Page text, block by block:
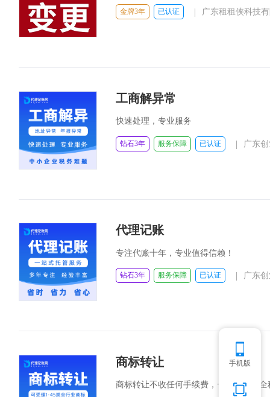
金牌3年 已认证 广东租租侠科技
工商解异常
快速处理，专业服务
钻石3年 服务保障 已认证 | 广东
代理记账
专注代账十年，专业值得信赖！
钻石3年 服务保障 已认证 广东
商标转让
商标转让不收任何手续费，一次结账，全
手机版